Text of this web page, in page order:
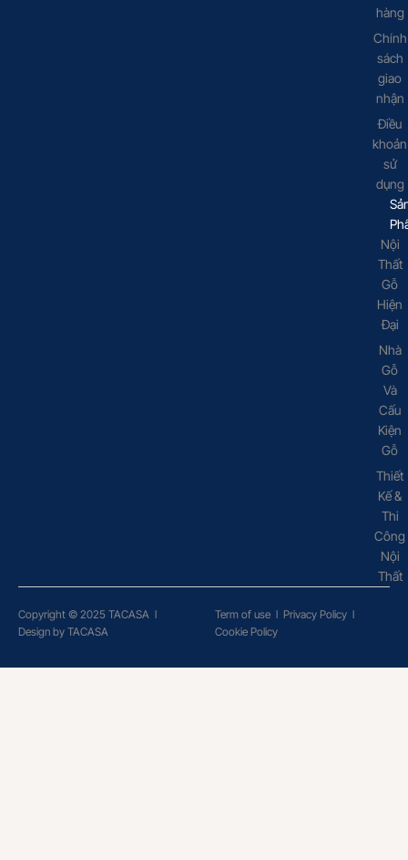
hàng
Chính
sách
giao
nhận
Điều
khoản
sử
dụng
Nội
Thất
Gỗ
Hiện
Đại
Nhà
Gỗ
Và
Cấu
Kiện
Gỗ
Thiết
Kế &
Thi
Công
Nội
Thất
Copyright © 2025 TACASA l
Design by TACASA
Term of use l Privacy Policy l
Cookie Policy